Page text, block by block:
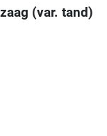
(var. tand)